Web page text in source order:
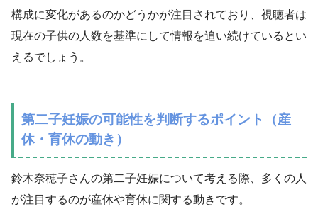
構成に変化があるのかどうかが注目されており、視聴者は
現在の子供の人数を基準にして情報を追い続けているとい
えるでしょう。
第二子妊娠の可能性を判断するポイント（産
休・育休の動き）
鈴木奈穂子さんの第二子妊娠について考える際、多くの人
が注目するのが産休や育休に関する動きです。